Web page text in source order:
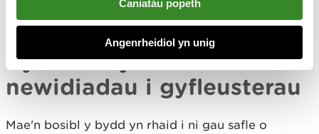
Caniatáu popeth
Angenrheidiol yn unig
Byddwch yn barod am
newidiadau i gyfleusterau
Mae'n bosibl y bydd yn rhaid i ni gau safle o